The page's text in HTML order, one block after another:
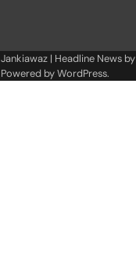
Jankiawaz | Headline News by
Powered byWordPress.